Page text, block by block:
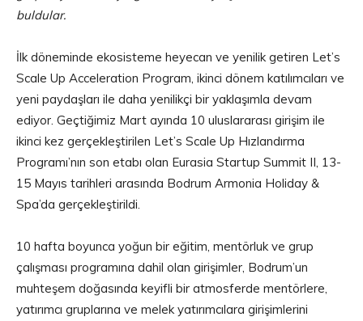
buldular.
İlk döneminde ekosisteme heyecan ve yenilik getiren Let’s
Scale Up Acceleration Program, ikinci dönem katılımcıları ve
yeni paydaşları ile daha yenilikçi bir yaklaşımla devam
ediyor. Geçtiğimiz Mart ayında 10 uluslararası girişim ile
ikinci kez gerçekleştirilen Let’s Scale Up Hızlandırma
Programı’nın son etabı olan Eurasia Startup Summit II, 13-
15 Mayıs tarihleri ​​arasında Bodrum Armonia Holiday &
Spa’da gerçekleştirildi.
10 hafta boyunca yoğun bir eğitim, mentörluk ve grup
çalışması programına dahil olan girişimler, Bodrum’un
muhteşem doğasında keyifli bir atmosferde mentörlere,
yatırımcı gruplarına ve melek yatırımcılara girişimlerini